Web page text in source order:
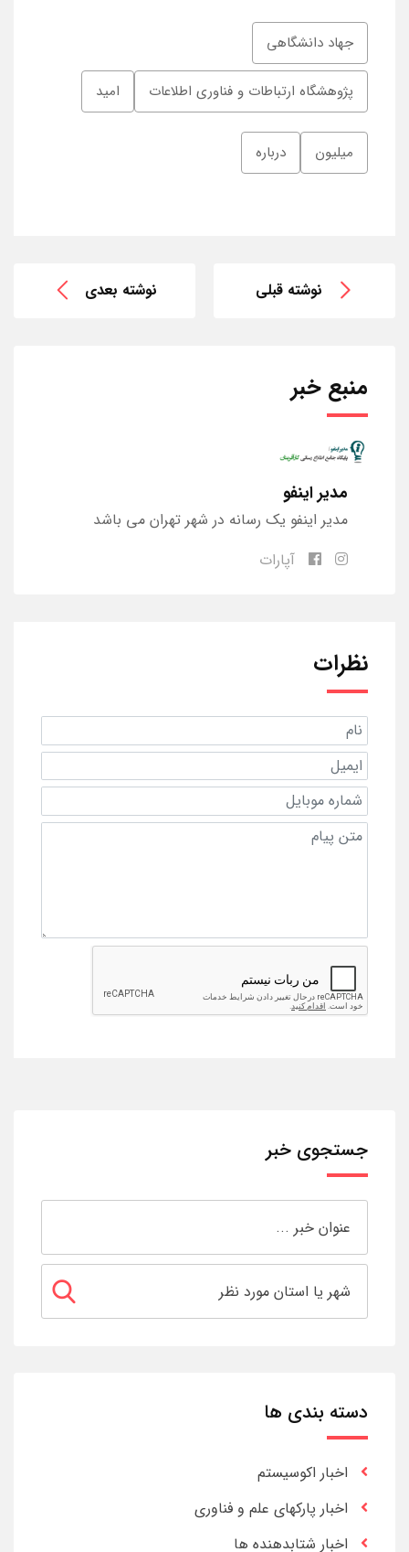
جهاد دانشگاهی
پژوهشگاه ارتباطات و فناوری اطلاعات امید
میلیون درباره
نوشته قبلی نوشته بعدی
منبع خبر
مدیر اینفو
مدیر اینفو یک رسانه در شهر تهران می باشد
آپارات
نظرات
جستجوی خبر
دسته بندی ها
اخبار اکوسیستم
اخبار پارکهای علم و فناوری
اخبار شتابدهنده ها